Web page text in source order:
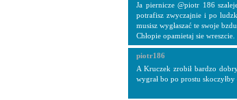
Ja piernicze @piotr 186
potrafisz zwyczajnie i po
musisz wygłaszać te swoje
Chłopie opamietaj sie wreszcie.
piotr186
A Kruczek zrobił bardzo
wygrał bo po prostu skoczyłby